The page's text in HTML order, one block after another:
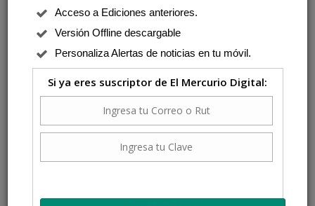
Acceso a Ediciones anteriores.
Versión Offline descargable
Personaliza Alertas de noticias en tu móvil.
Si ya eres suscriptor de El Mercurio Digital: